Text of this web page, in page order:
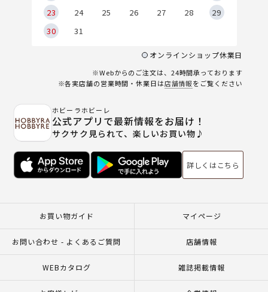
23
24 25 26 27 28
29
30
31
オンラインショップ休業日
※Webからのご注文は、24時間承っております
※各実店舗の営業時間・休業日は店舗情報をご覧ください
ホビーラホビーレ
公式アプリで最新情報をお届け！
サクサク見られて、楽しいお買い物♪
詳しくはこちら
お買い物ガイド マイページ
お問い合わせ - よくあるご質問 店舗情報
WEBカタログ 雑誌掲載情報